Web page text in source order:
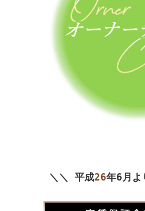
＼＼ 平成26年6月よ